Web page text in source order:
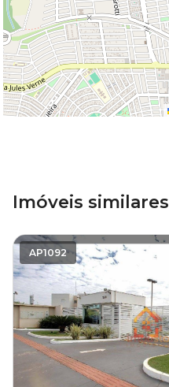
Imóveis similares
AP1092